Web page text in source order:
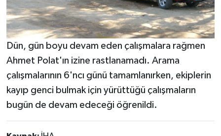
Dün, gün boyu devam eden çalışmalara rağmen
Ahmet Polat'ın izine rastlanamadı. Arama
çalışmalarının 6'ncı günü tamamlanırken, ekiplerin
kayıp genci bulmak için yürüttüğü çalışmaların
bugün de devam edeceği öğrenildi.